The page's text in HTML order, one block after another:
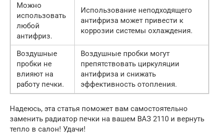
Можно
использовать
любой
антифриз.
Использование неподходящего
антифриза может привести к
коррозии системы охлаждения.
Воздушные
пробки не
влияют на
работу печки.
Воздушные пробки могут
препятствовать циркуляции
антифриза и снижать
эффективность отопления.
Надеюсь, эта статья поможет вам самостоятельно
заменить радиатор печки на вашем ВАЗ 2110 и вернуть
тепло в салон! Удачи!